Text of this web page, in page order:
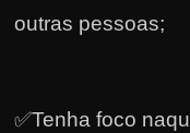
outras pessoas;
✅Tenha foco